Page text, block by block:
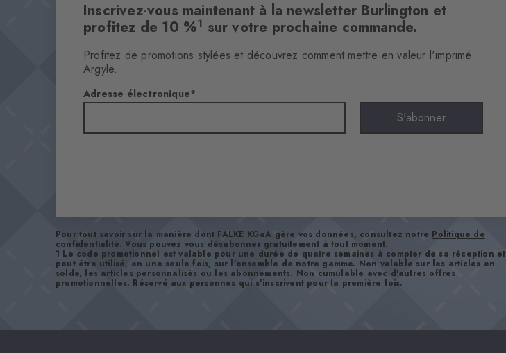
Inscrivez-vous maintenant à la newsletter Burlington et
profitez de 10 %1 sur votre prochaine commande.
Profitez de promotions stylées et découvrez comment mettre en valeur l'imprimé
Argyle.
Adresse électronique
S'abonner
Pour tout savoir sur la manière dont FALKE KGaA gère vos données, consultez notre Politique de
confidentialité. Vous pouvez vous désabonner gratuitement à tout moment.
1 Le code promotionnel est valable pour une durée de quatre semaines à compter de sa réception et
peut être utilisé, en une seule fois, sur l'ensemble de notre gamme. Non valable sur les articles en
solde, les articles personnalisés ou les abonnements. Non cumulable avec d'autres offres
promotionnelles. Réservé aux personnes qui s'inscrivent pour la première fois.